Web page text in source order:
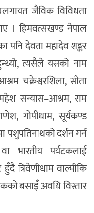
जैविक विविधता
। हिमवत्सखण्ड नेपाल
पनि देवता महादेव शङ्कर
त्यसैले यसको नाम
चक्रेश्वरशिला, सीता
सन्यास–आश्रम, राम
गोपीधाम, सूर्यकण्ड
पशुपतिनाथको दर्शन गर्न
भारतीय पर्यटकलाई
त्रिवेणीधाम वाल्मीकि
बसाइँ अवधि विस्तार